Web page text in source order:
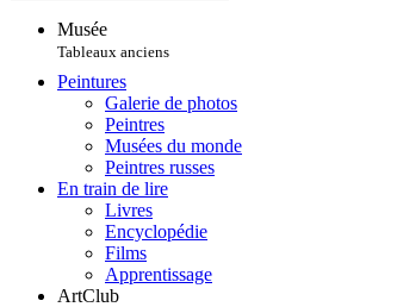
Musée
Tableaux anciens
Peintures
Galerie de photos
Peintres
Musées du monde
Peintres russes
En train de lire
Livres
Encyclopédie
Films
Apprentissage
ArtClub